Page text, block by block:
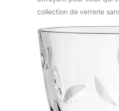
collection de verrerie